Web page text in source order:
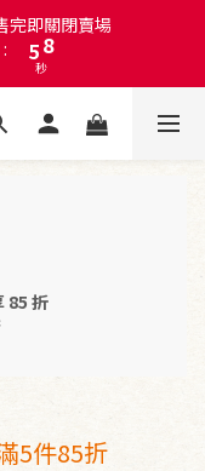
購滿千再折百
完即關閉賣場
:
6
5
4
2
1
8
7
6
4
3
秒
購滿千再折百
85 折
5件85折